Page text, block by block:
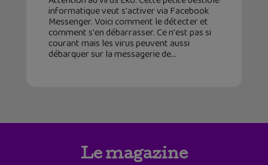
informatique veut s'activer via Facebook
Messenger. Voici comment le détecter et
comment s'en débarrasser. Ce n'est pas si
courant mais les virus peuvent aussi
débarquer sur la messagerie de
Le magazine